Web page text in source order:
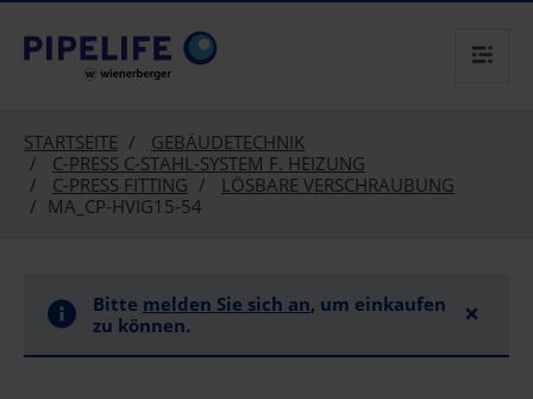
text.skipToContent
text.skipToNavigation
STARTSEITE
GEBÄUDETECHNIK
C-PRESS C-STAHL-SYSTEM F. HEIZUNG
C-PRESS FITTING
LÖSBARE VERSCHRAUBUNG
MA_CP-HVIG15-54
Bitte melden Sie sich an, um einkaufen
zu können.
×